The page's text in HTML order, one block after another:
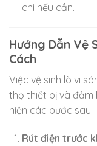
chì nếu cần.
Hướng Dẫn Vệ
Cách
Việc vệ sinh lò vi
thọ thiết bị và đảm
hiện các bước sau:
Rút điện trước